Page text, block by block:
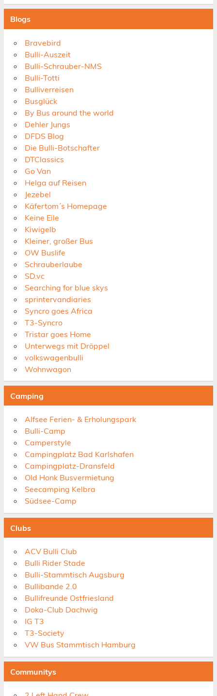
Blogs
Bravebird
Bulli-Auszeit
Bulli-Schrauber-NMS
Bulli-Totti
Bulliverreisen
Busglück
By Bus around the world
Dehler Jungs
DFDS Blog
Die Bulli-Botschafter
DTClassics
Go Van
Helga auf Reisen
Jezebel
Käfertom´s Homepage
Keine Eile
Kiwigelb
Kleiner, großer Bus
OW Buslife
Schrauberlaube
SD.vc
Searching for blue skys
sprintervandiaries
Syncro goes Africa
T3-Syncro
Tristar goes Home
Unterwegs mit Dröppel
volkswagenbulli
Wohnwagon
Camping
Alfsee Ferien- & Erholungspark
Bulli-Camp
Camperstyle
Campingplatz Bad Karlshafen
Campingplatz-Dransfeld
Old Honk Busvermietung
Seecamping Kelbra
Südsee-Camp
Clubs
ACV Bulli Club
Bulli Rider Stade
Bulli-Stammtisch Augsburg
Bullibande 2.0
Bullifreunde Ostfriesland
Doka-Club Dachwig
IG T3
T3-Society
VW Bus Stammtisch Hamburg
Communitys